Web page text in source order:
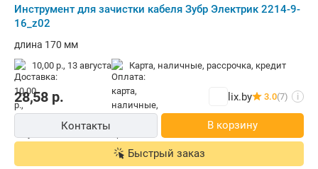
Инструмент для зачистки кабеля Зубр Электрик 2214-9-
16_z02
длина 170 мм
10,00 р., 13 августа карта, наличные, рассрочка, кредит
28,58 р. lix.by 3.0(7) i
Контакты В корзину
Быстрый заказ